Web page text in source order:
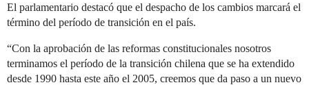
El parlamentario destacó que el despacho de los cambios marcará el
término del período de transición en el país.
“Con la aprobación de las reformas constitucionales nosotros
terminamos el período de la transición chilena que se ha extendido
desde 1990 hasta este año el 2005, creemos que da paso a un nuevo